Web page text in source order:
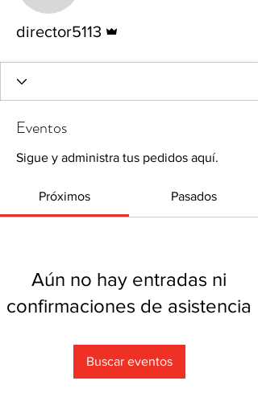
director5113
Eventos
Sigue y administra tus pedidos aquí.
Próximos Pasados
Aún no hay entradas ni
confirmaciones de asistencia
Buscar eventos